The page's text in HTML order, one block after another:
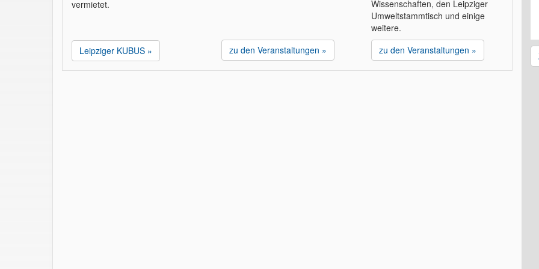
vermietet.
Leipziger KUBUS » zu den Veranstaltungen »
Wissenschaften, den Leipziger
Umweltstammtisch und einige
weitere.
zu den Veranstaltungen »